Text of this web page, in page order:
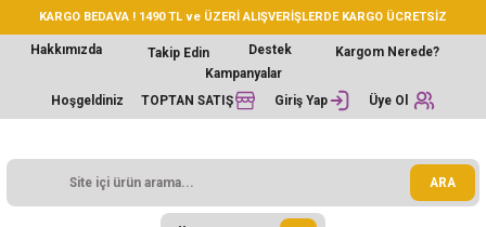
KARGO BEDAVA ! 1490 TL ve ÜZERİ ALIŞVERİŞLERDE KARGO ÜCRETSİZ
Hakkımızda Takip Edin Destek
Kargom Nerede?
Kampanyalar
Hoşgeldiniz
TOPTAN SATIŞ Giriş Yap Üye Ol
ARA